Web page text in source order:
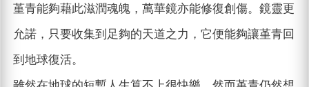
堇青能夠藉此滋潤魂魄，萬華鏡亦能修復創傷。鏡靈更
允諾，只要收集到足夠的天道之力，它便能夠讓堇青回
到地球復活。